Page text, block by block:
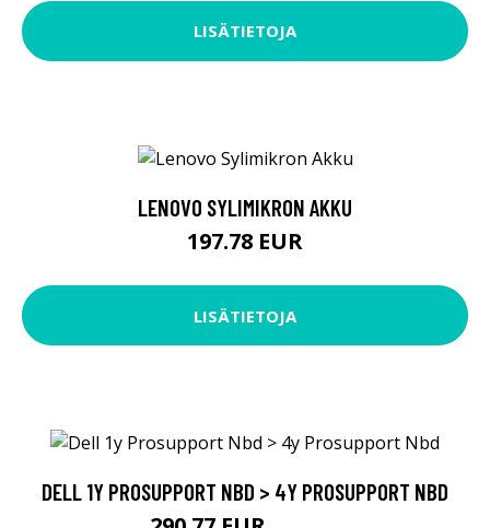
LISÄTIETOJA
LENOVO SYLIMIKRON AKKU
197.78 EUR
LISÄTIETOJA
DELL 1Y PROSUPPORT NBD > 4Y PROSUPPORT NBD